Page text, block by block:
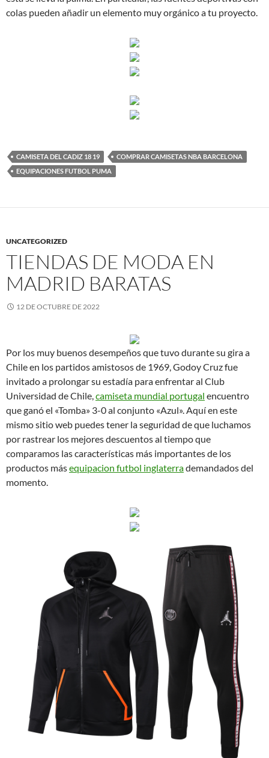
colas pueden añadir un elemento muy orgánico a tu proyecto.
CAMISETA DEL CADIZ 18 19
COMPRAR CAMISETAS NBA BARCELONA
EQUIPACIONES FUTBOL PUMA
UNCATEGORIZED
TIENDAS DE MODA EN
MADRID BARATAS
12 DE OCTUBRE DE 2022
Por los muy buenos desempeños que tuvo durante su gira a
Chile en los partidos amistosos de 1969, Godoy Cruz fue
invitado a prolongar su estadía para enfrentar al Club
Universidad de Chile,camiseta mundial portugal encuentro
que ganó el «Tomba» 3-0 al conjunto «Azul». Aquí en este
mismo sitio web puedes tener la seguridad de que luchamos
por rastrear los mejores descuentos al tiempo que
comparamos las características más importantes de los
productos másequipacion futbol inglaterrademandados del
momento.